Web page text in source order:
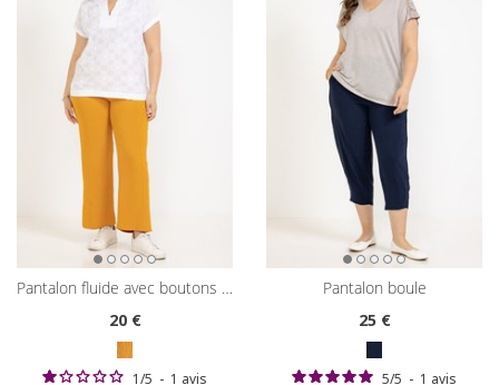
pantalon fluide avec boutons recouverts
20€
1/5 - 1 avis
pantalon boule
25€
5/5 - 1 avis